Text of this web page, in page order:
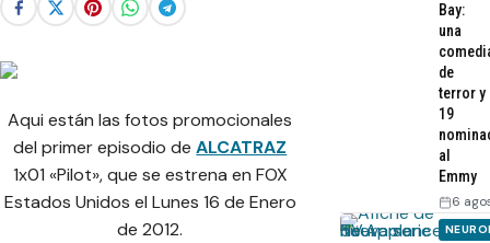
Aqui están las fotos promocionales
del primer episodio deALCATRAZ
1x01 «Pilot», que se estrena en FOX
Estados Unidos el Lunes 16 de Enero
de 2012.
Bay:
una
de
terror y
19
al
Emmy
6